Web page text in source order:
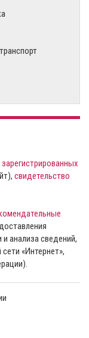
свидетельство
анализа сведений,
«Интернет»,